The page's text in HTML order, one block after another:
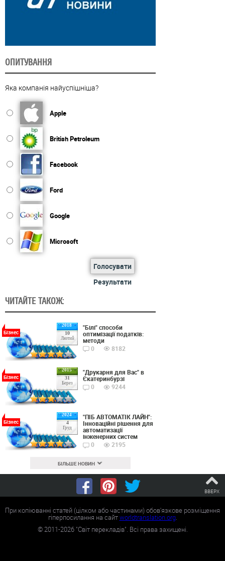
ОПИТУВАННЯ
Яка компанія найуспішніша?
Apple
British Petroleum
Facebook
Ford
Google
Microsoft
Голосувати
Результати
ЧИТАЙТЕ ТАКОЖ:
2018
10
Лютий
Бізнес
"Білі" способи
оптимізації податків:
методи
0
8182
2015
31
Берез
Бізнес
"Друкарня для Вас" в
Єкатеринбурзі
0
9244
2024
4
Груд
Бізнес
"ПІБ АВТОМАТІК ЛАЙН":
Інноваційні рішення для
автоматизації
інженерних систем
0
2195
БІЛЬШЕ НОВИН
ВВЕРХ
При копіюванні статей (цілком або частинами) обов'язкове розміщення
гіперпосилання на сайтworldtranslation.org.
©2011-2026"Світ перекладів". Всі права захищені.